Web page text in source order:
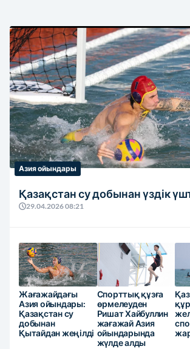
Азия ойындары
Қазақстан су добынан үздік
29.04.2026 08:21
Жағажайдағы
Азия ойындары:
Қазақстан су
добынан
Қытайдан жеңілді
Спорттық құзға
өрмелеуден
Ришат Хайбуллин
жағажай Азия
ойындарында
жүлде алды